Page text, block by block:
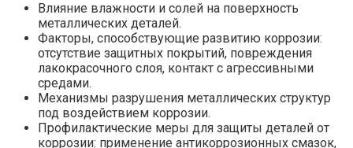
Влияние влажности и солей на поверхность
металлических деталей.
Факторы, способствующие развитию коррозии:
отсутствие защитных покрытий, повреждения
лакокрасочного слоя, контакт с агрессивными
средами.
Механизмы разрушения металлических структур
под воздействием коррозии.
Профилактические меры для защиты деталей от
коррозии: применение антикоррозионных смазок,